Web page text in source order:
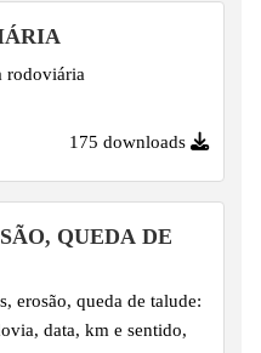
rodoviária
175 downloads
QUEDA DE
erosão, queda de talude:
concessionária, rodovia, data, km e sentido,